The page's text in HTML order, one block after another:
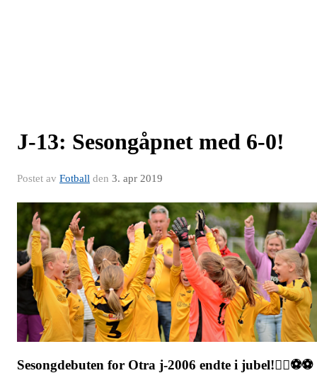
J-13: Sesongåpnet med 6-0!
Postet av Fotball den 3. apr 2019
Sesongdebuten for Otra j-2006 endte i jubel!🤸‍♀️⚽️⚽️